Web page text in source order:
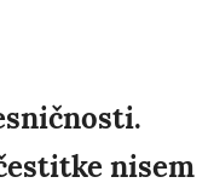
nisem